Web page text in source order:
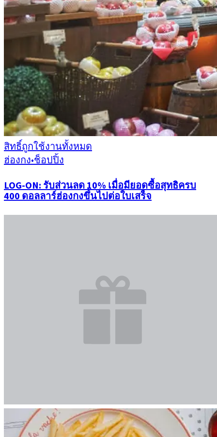
สิทธิ์ถูกใช้งานทั้งหมด
ฮ่องกง•ช็อปปิ้ง
LOG-ON: รับส่วนลด 10% เมื่อมียอดซื้อสุทธิครบ
400 ดอลลาร์ฮ่องกงขึ้นไปต่อใบเสร็จ